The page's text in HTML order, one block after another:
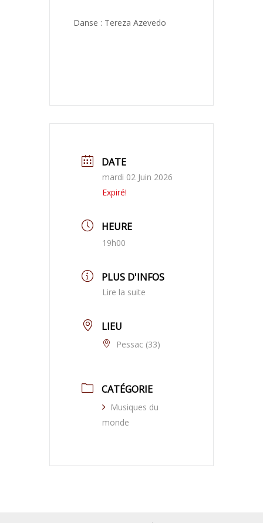
Danse : Tereza Azevedo
DATE
mardi 02 Juin 2026
Expiré!
HEURE
19h00
PLUS D'INFOS
Lire la suite
LIEU
Pessac (33)
CATÉGORIE
Musiques du
monde